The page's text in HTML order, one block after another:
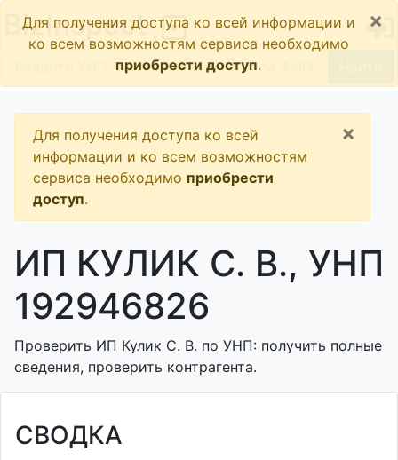
BizInspect
Для получения доступа ко всей информации и
ко всем возможностям сервиса необходимо
приобрести доступ.
×
Для получения доступа ко всей
информации и ко всем возможностям
сервиса необходимо приобрести
доступ.
×
ИП КУЛИК С. В., УНП
192946826
Проверить ИП Кулик С. В. по УНП: получить полные
сведения, проверить контрагента.
СВОДКА